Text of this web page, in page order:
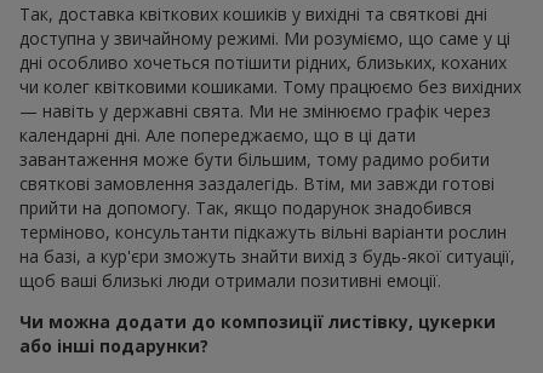
Так, доставка квіткових кошиків у вихідні та святкові дні
доступна у звичайному режимі. Ми розуміємо, що саме у ці
дні особливо хочеться потішити рідних, близьких, коханих
чи колег квітковими кошиками. Тому працюємо без вихідних
— навіть у державні свята. Ми не змінюємо графік через
календарні дні. Але попереджаємо, що в ці дати
завантаження може бути більшим, тому радимо робити
святкові замовлення заздалегідь. Втім, ми завжди готові
прийти на допомогу. Так, якщо подарунок знадобився
терміново, консультанти підкажуть вільні варіанти рослин
на базі, а кур'єри зможуть знайти вихід з будь-якої ситуації,
щоб ваші близькі люди отримали позитивні емоції.
Чи можна додати до композиції листівку, цукерки
або інші подарунки?